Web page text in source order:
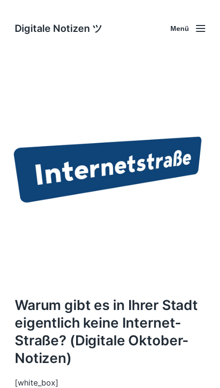
Digitale Notizen ツ Menü
Warum gibt es in Ihrer Stadt
eigentlich keine Internet-
Straße? (Digitale Oktober-
Notizen)
[white_box]